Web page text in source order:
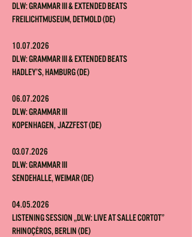
DLW: Grammar III & Extended Beats
Freilichtmuseum, Detmold (DE)
10.07.2026
DLW: Grammar III & Extended Beats
Hadley’s, Hamburg (DE)
06.07.2026
DLW: Grammar III
Kopenhagen, Jazzfest (DE)
03.07.2026
DLW: Grammar III
Sendehalle, Weimar (DE)
04.05.2026
Listening Session „DLW: Live at Salle Cortot”
Rhinoçéros, Berlin (DE)